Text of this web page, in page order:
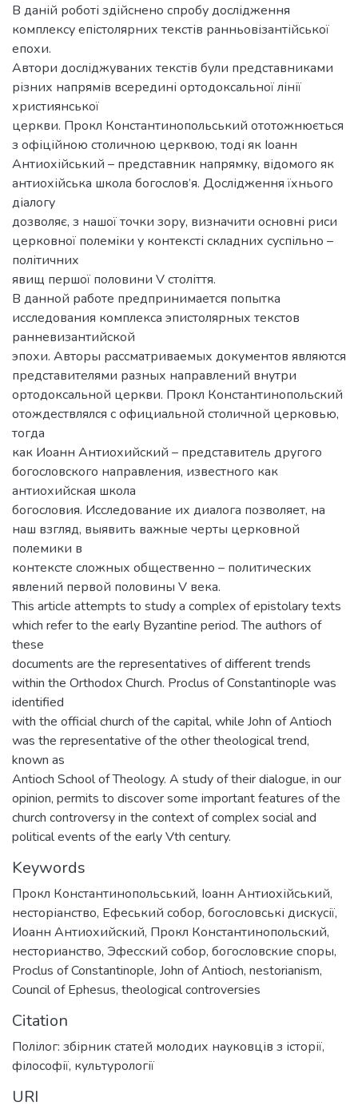
В даній роботі здійснено спробу дослідження
комплексу епістолярних текстів ранньовізантійської
епохи.
Автори досліджуваних текстів були представниками
різних напрямів всередині ортодоксальної лінії
християнської
церкви. Прокл Константинопольський ототожнюється
з офіційною столичною церквою, тоді як Іоанн
Антиохійський – представник напрямку, відомого як
антиохійська школа богослов’я. Дослідження їхнього
діалогу
дозволяє, з нашої точки зору, визначити основні риси
церковної полеміки у контексті складних суспільно –
політичних
явищ першої половини V століття.
В данной работе предпринимается попытка
исследования комплекса эпистолярных текстов
ранневизантийской
эпохи. Авторы рассматриваемых документов являются
представителями разных направлений внутри
ортодоксальной церкви. Прокл Константинопольский
отождествлялся с официальной столичной церковью,
тогда
как Иоанн Антиохийский – представитель другого
богословского направления, известного как
антиохийская школа
богословия. Исследование их диалога позволяет, на
наш взгляд, выявить важные черты церковной
полемики в
контексте сложных общественно – политических
явлений первой половины V века.
This article attempts to study a complex of epistolary texts
which refer to the early Byzantine period. The authors of
these
documents are the representatives of different trends
within the Orthodox Church. Proclus of Constantinople was
identified
with the official church of the capital, while John of Antioch
was the representative of the other theological trend,
known as
Antioch School of Theology. A study of their dialogue, in our
opinion, permits to discover some important features of the
church controversy in the context of complex social and
political events of the early Vth century.
Keywords
Прокл Константинопольський, Іоанн Антиохійський,
несторіанство, Ефеський собор, богословські дискусії,
Иоанн Антиохийский, Прокл Константинопольский,
несторианство, Эфесский собор, богословские споры,
Proclus of Constantinople, John of Antioch, nestorianism,
Council of Ephesus, theological controversies
Citation
Полілог: збірник статей молодих науковців з історії,
філософії, культурології
URI